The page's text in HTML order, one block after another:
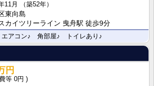
11月
（築52年）
東向島
カイツリーライン 曳舟駅 徒歩9分
アコン♪ 角部屋♪ トイレあり♪
円
0円